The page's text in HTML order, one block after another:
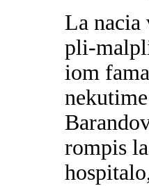
La nacia
pli-
iom
rompis